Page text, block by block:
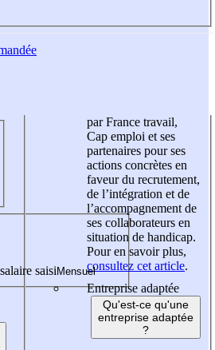
saisi
par France travail,
Cap emploi et ses
partenaires pour ses
actions concrètes en
faveur du recrutement,
de l’intégration et de
l’accompagnement de
ses collaborateurs en
situation de handicap.
Pour en savoir plus,
consultez cet article.
Entreprise adaptée
Qu'est-ce qu'une
entreprise adaptée
?